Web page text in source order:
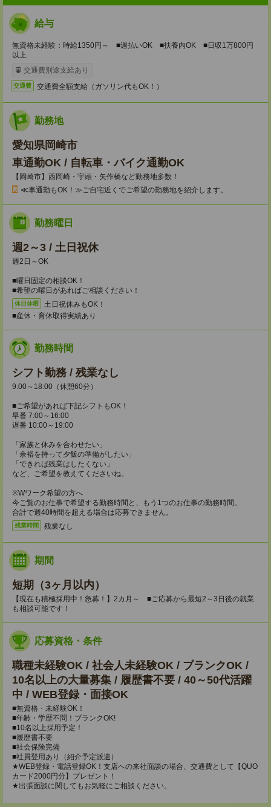
給与
無資格未経験：時給1350円～ ■週払いOK ■扶養内OK ■日収1万800円
以上
交通費別途支給あり
交通費 交通費全額支給（ガソリン代もOK！）
勤務地
愛知県岡崎市
車通勤OK / 自転車・バイク通勤OK
【岡崎市】西岡崎・宇頭・矢作橋など勤務地多数！
≪車通勤もOK！≫ご自宅近くでご希望の勤務地を紹介します。
勤務曜日
週2～3 / 土日祝休
週2日～OK
■曜日固定の相談OK！
■希望の曜日があればご相談ください！
休日休暇
土日祝休みもOK！
■産休・育休取得実績あり
勤務時間
シフト勤務 / 残業なし
9:00～18:00（休憩60分）
■ご希望があれば下記シフトもOK！
早番 7:00～16:00
遅番 10:00～19:00
「家族と休みを合わせたい」
「余裕を持って夕飯の準備がしたい」
「できれば残業はしたくない」
など、ご希望を教えてくださいね。
※Wワーク希望の方へ
今ご覧のお仕事で希望する勤務時間と、もう1つのお仕事の勤務時間。
合計で週40時間を超える場合は応募できません。
残業時間 残業なし
期間
短期（3ヶ月以内）
【現在も積極採用中！急募！】2カ月～ ■ご応募から最短2～3日後の就業
も相談可能です！
応募資格・条件
職種未経験OK / 社会人未経験OK / ブランクOK /
10名以上の大量募集 / 履歴書不要 / 40～50代活躍
中 / WEB登録・面接OK
■無資格・未経験OK！
■年齢・学歴不問！ブランクOK!
■10名以上採用予定！
■履歴書不要
■社会保険完備
■社員登用あり（紹介予定派遣）
★WEB登録・電話登録OK！支店への来社面談の場合、交通費として【QUO
カード2000円分】プレゼント！
★出張面談に関してもお気軽にご相談ください。